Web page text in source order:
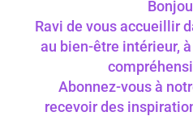
Ravi de vous accueillir
au bien-être intérieur,
Abonnez-vous à
recevoir des